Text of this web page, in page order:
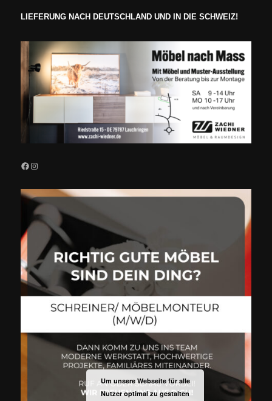
LIEFERUNG NACH DEUTSCHLAND UND IN DIE SCHWEIZ!
Facebook
Instagram
Um unsere Webseite für alle
Nutzer optimal zu gestalten